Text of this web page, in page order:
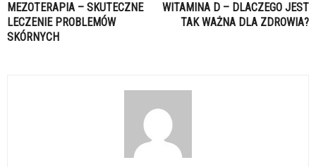
MEZOTERAPIA – SKUTECZNE
LECZENIE PROBLEMÓW
SKÓRNYCH
WITAMINA D – DLACZEGO JEST
TAK WAŻNA DLA ZDROWIA?